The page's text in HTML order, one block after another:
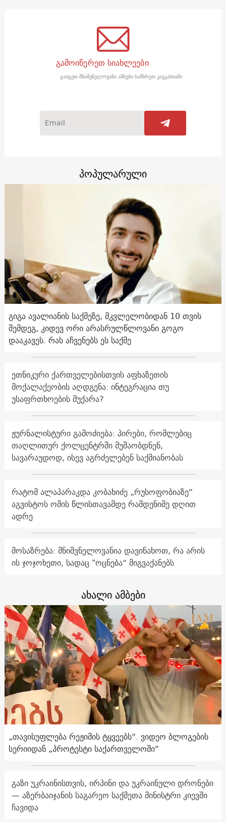
გამოიწერეთ სიახლეები
გაიგეთ მნიშვნელოვანი ამბები სამხრეთ კავკასიაში
პოპულარული
გიგა ავალიანის საქმეზე, მკვლელობიდან 10 თვის
შემდეგ, კიდევ ორი არასრულწლოვანი გოგო
დააკავეს. რას აჩვენებს ეს საქმე
ეთნიკური ქართველებისთვის აფხაზეთის
მოქალაქეობის აღდგენა: ინტეგრაცია თუ
უსაფრთხოების მუქარა?
ჟურნალისტური გამოძიება: პირები, რომლებიც
თაღლითურ ქოლცენტრში მუშაობდნენ,
სავარაუდოდ, ისევ აგრძელებენ საქმიანობას
რატომ ალაპარაკდა კობახიძე „რუსოფობიაზე“
აგვისტოს ომის წლისთავამდე რამდენიმე დღით
ადრე
მოსაზრება: მნიშვნელოვანია დავინახოთ, რა არის
ის ჯოჯოხეთი, სადაც "ოცნება“ მიგვაქანებს
ახალი ამბები
„თავისუფლება რეჟიმის ტყვეებს“. ვიდეო ბლოგების
სერიიდან „პროტესტი საქართველოში“
გაზი უკრაინისთვის, ირპინი და უკრაინული დრონები
— აზერბაიჯანის საგარეო საქმეთა მინისტრი კიევში
ჩავიდა